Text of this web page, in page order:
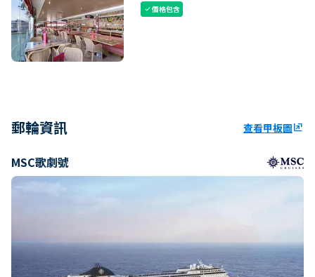
check價格包含
郵輪資訊 查看甲板圖ungroup
MSC歌劇號